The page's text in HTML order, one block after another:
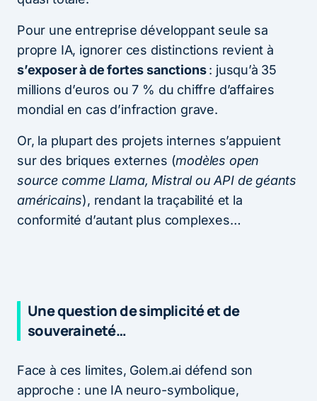
Pour une entreprise développant seule sa
propre IA, ignorer ces distinctions revient à
s’exposer à de fortes sanctions: jusqu’à 35
millions d’euros ou 7 % du chiffre d’affaires
mondial en cas d’infraction grave.
Or, la plupart des projets internes s’appuient
sur des briques externes (modèles open
source comme Llama, Mistral ou API de géants
américains), rendant la traçabilité et la
conformité d’autant plus complexes…
Une question de simplicité et de
souveraineté…
Face à ces limites, Golem.ai défend son
approche : une IA neuro-symbolique,